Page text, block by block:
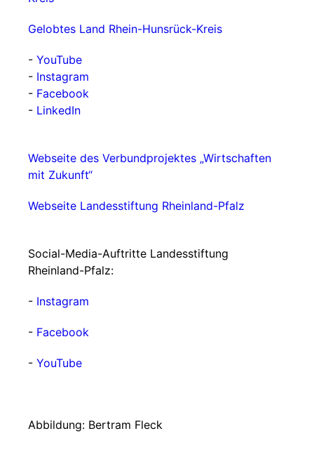
Gelobtes Land Rhein-Hunsrück-Kreis
- YouTube
- Instagram
- Facebook
- LinkedIn
Webseite des Verbundprojektes „Wirtschaften
mit Zukunft“
Webseite Landesstiftung Rheinland-Pfalz
Social-Media-Auftritte Landesstiftung
Rheinland-Pfalz:
- Instagram
- Facebook
- YouTube
Abbildung: Bertram Fleck